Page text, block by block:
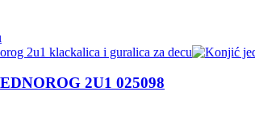
2U1 025098